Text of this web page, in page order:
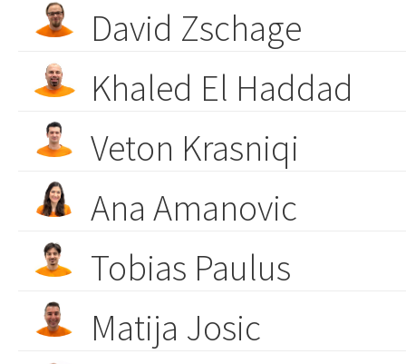
David Zschage
Khaled El Haddad
Veton Krasniqi
Ana Amanovic
Tobias Paulus
Matija Josic